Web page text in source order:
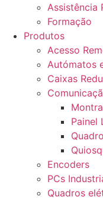
Assistência
Formação
Produtos
Acesso
Autómatos
Caixas
Painel
Encoders
PCs
Quadros